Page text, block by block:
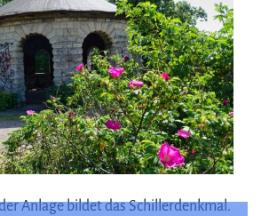
Anlage bildet das Schillerdenkmal.